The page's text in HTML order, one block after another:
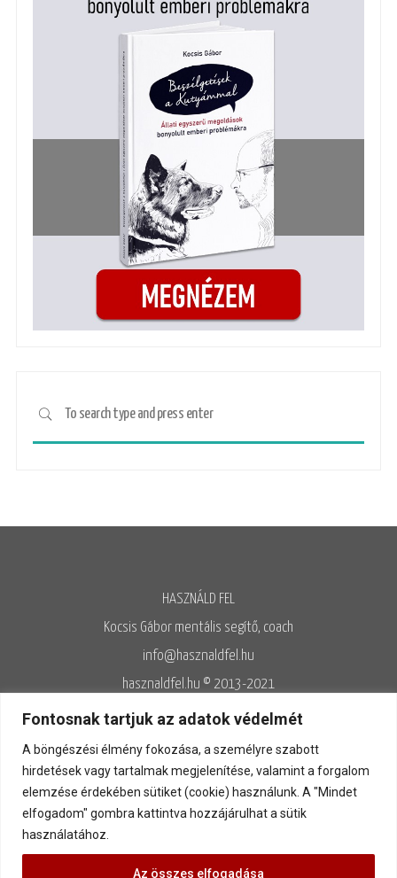
Fontosnak tartjuk az adatok védelmét
A böngészési élmény fokozása, a személyre szabott
hirdetések vagy tartalmak megjelenítése, valamint a forgalom
elemzése érdekében sütiket (cookie) használunk. A "Mindet
elfogadom" gombra kattintva hozzájárulhat a sütik
használatához.
Az összes elfogadása
HASZNÁLD FEL
Kocsis Gábor mentális segítő, coach
info@hasznaldfel.hu
hasznaldfel.hu © 2013-2021
Írásaim szerzői jogi védelem alatt állnak, felhasználásuk kizárólag az
Adatvédelmi szabályzatnak megfelelően engedélyezett.
Adatvédelem◊Adatkezelés◊Általános szerződési feltételek◊
Kapcsolat